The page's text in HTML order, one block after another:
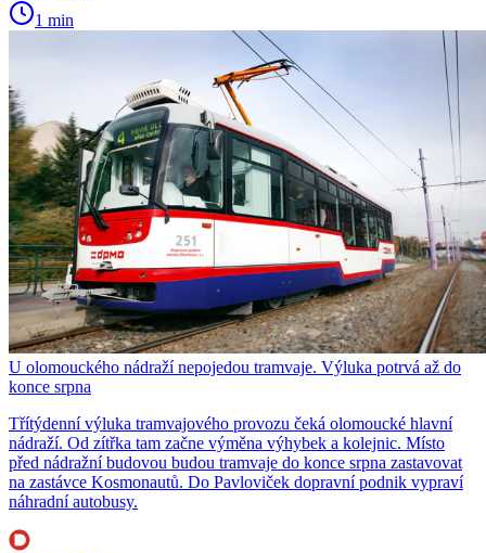
1 min
U olomouckého nádraží nepojedou tramvaje. Výluka potrvá až do
konce srpna
Třítýdenní výluka tramvajového provozu čeká olomoucké hlavní
nádraží. Od zítřka tam začne výměna výhybek a kolejnic. Místo
před nádražní budovou budou tramvaje do konce srpna zastavovat
na zastávce Kosmonautů. Do Pavloviček dopravní podnik vypraví
náhradní autobusy.